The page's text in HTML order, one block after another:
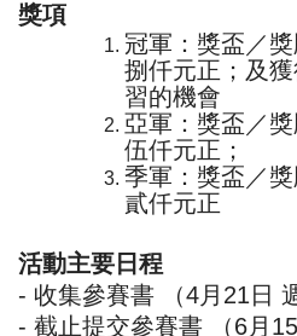
獎項
冠軍：獎盃／
捌仟元正；及
習的機會
亞軍：獎盃／
伍仟元正；
季軍：獎盃／
貳仟元正
活動主要日程
- 收集參賽書 （4月 21 日
- 截止提交參賽書 （6月 15